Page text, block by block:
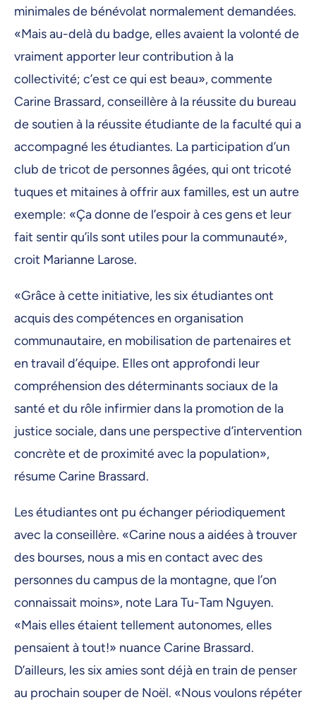
minimales de bénévolat normalement demandées.
«Mais au-delà du badge, elles avaient la volonté de
vraiment apporter leur contribution à la
collectivité; c’est ce qui est beau», commente
Carine Brassard,conseillère à la réussite du bureau
de soutien à la réussite étudiante de la faculté qui a
accompagné les étudiantes. La participation d’un
club de tricot de personnes âgées, qui ont tricoté
tuques et mitaines à offrir aux familles, est un autre
exemple: «Ça donne de l’espoir à ces gens et leur
fait sentir qu’ils sont utiles pour la communauté»,
croit Marianne Larose.
«Grâce à cette initiative, les six étudiantes ont
acquis des compétences en organisation
communautaire, en mobilisation de partenaires et
en travail d’équipe. Elles ont approfondi leur
compréhension des déterminants sociaux de la
santé et du rôle infirmier dans la promotion de la
justice sociale, dans une perspective d’intervention
concrète et de proximité avec la population»,
résume Carine Brassard.
Les étudiantes ont pu échanger périodiquement
avec la conseillère. «Carine nous a aidées à trouver
des bourses, nous a mis en contact avec des
personnes du campus de la montagne, que l’on
connaissait moins», note Lara Tu-Tam Nguyen.
«Mais elles étaient tellement autonomes, elles
pensaient à tout!» nuance Carine Brassard.
D’ailleurs, les six amies sont déjà en train de penser
au prochain souper de Noël. «Nous voulons répéter